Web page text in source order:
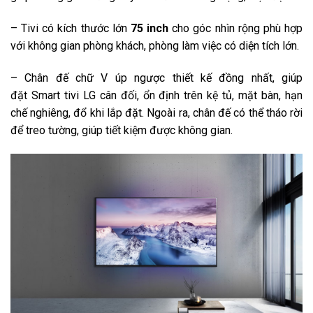
Screen ShareAirPlay 2
Remote thông minh:
Kết nối ứng dụng các thiết bị trong nhà:
Home DashboardApple HomeKitAI ThinQAI Home
Ứng dụng phổ biến:
YouTubeYouTube KidsNetflixGalaxy Play (Fim+)FPT
Trình duyệt web
Multi View chia nhỏ màn hình tivi
Công nghệ âm thanh
Tổng công suất loa:
Hãng không công bố
– Tivi có kích thước lớn 75 inch cho góc nhìn rộng phù hợp
với không gian phòng khách, phòng làm việc có diện tích lớn.
– Chân đế chữ V úp ngược thiết kế đồng nhất, giúp
đặt Smart tivi LG cân đối, ổn định trên kệ tủ, mặt bàn, hạn
chế nghiêng, đổ khi lắp đặt. Ngoài ra, chân đế có thể tháo rời
để treo tường, giúp tiết kiệm được không gian.